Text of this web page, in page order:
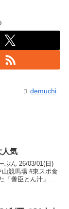
demuchi
人気
ぷん 26/03/01(日)
競馬場 #東スポ食
「善臣とん汁」で